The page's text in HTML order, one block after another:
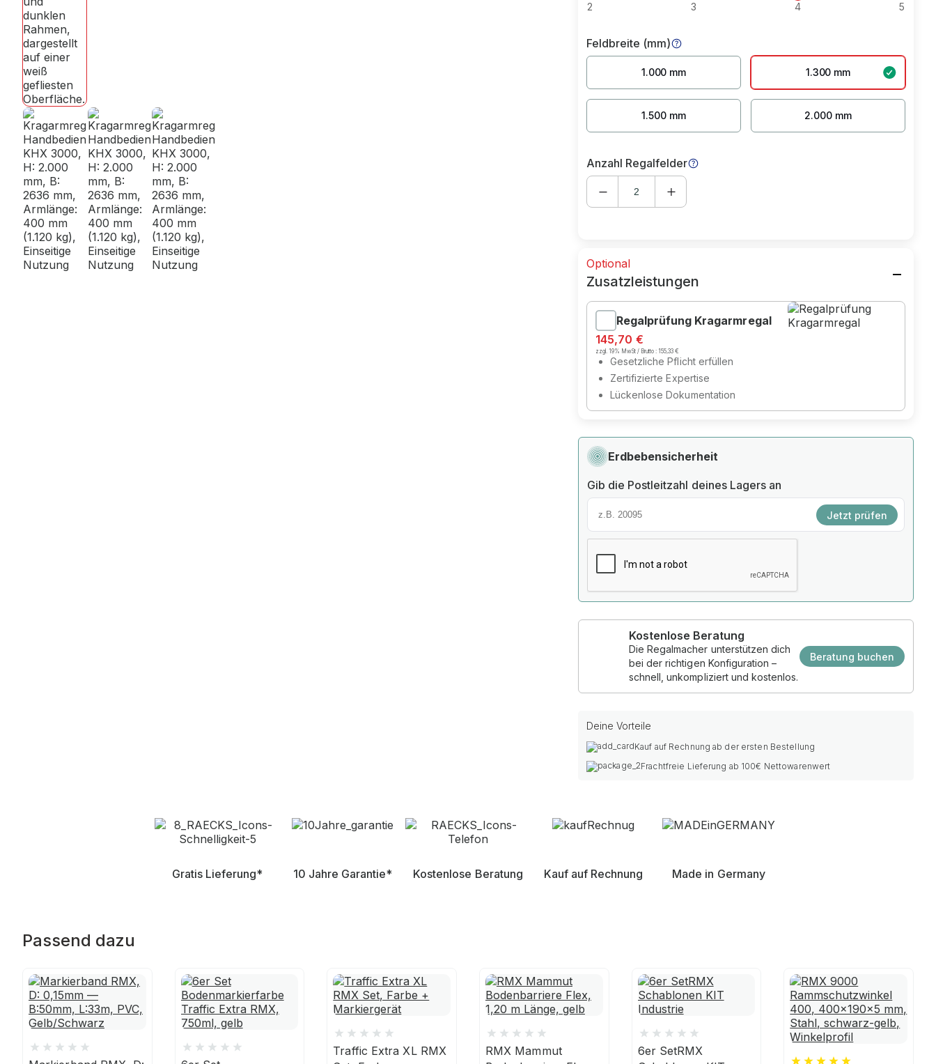
2 3 4 5
Feldbreite (mm)
1.000 mm 1.300 mm
1.500 mm 2.000 mm
Anzahl Regalfelder
Optional
Zusatzleistungen
Regalprüfung Kragarmregal
145,70 €
zzgl. 19% MwSt / Brutto :155,33 €
Gesetzliche Pflicht erfüllen
Zertifizierte Expertise
Lückenlose Dokumentation
Erdbebensicherheit
Gib die Postleitzahl deines Lagers an
Jetzt prüfen
Kostenlose Beratung
Die Regalmacher unterstützen dich
bei der richtigen Konfiguration –
schnell, unkompliziert und kostenlos.
Beratung buchen
Deine Vorteile
Kauf auf Rechnung ab der ersten Bestellung
Frachtfreie Lieferung ab 100€ Nettowarenwert
Gratis Lieferung* 10 Jahre Garantie* Kostenlose Beratung Kauf auf Rechnung Made in Germany
Passend dazu
Traffic Extra XL RMX
RMX Mammut
6er SetRMX